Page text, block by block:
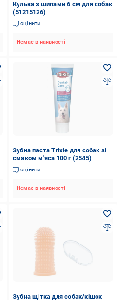
Кулька з шипами 6 см для собак
(51215126)
оцінити
Немає в наявності
Зубна паста Trixie для собак зі
смаком м'яса 100 г (2545)
оцінити
Немає в наявності
Зубна щітка для собак/кішок